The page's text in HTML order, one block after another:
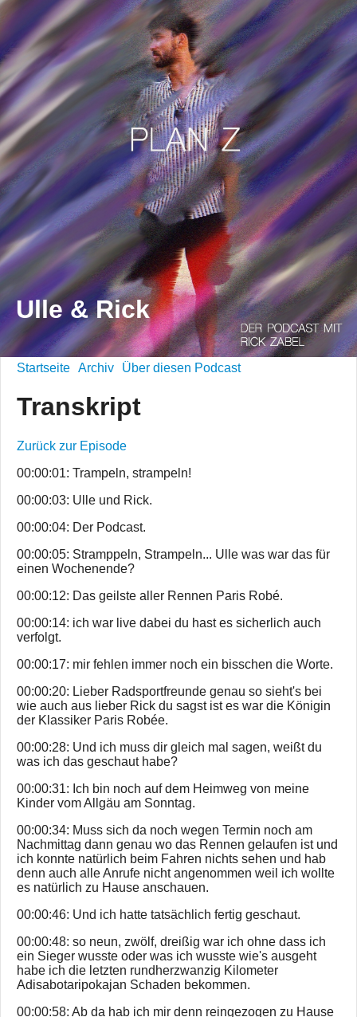
Ulle & Rick
Startseite Archiv Über diesen Podcast
Transkript
Zurück zur Episode
00:00:01: Trampeln, strampeln!
00:00:03: Ulle und Rick.
00:00:04: Der Podcast.
00:00:05: Stramppeln, Strampeln... Ulle was war das für
einen Wochenende?
00:00:12: Das geilste aller Rennen Paris Robé.
00:00:14: ich war live dabei du hast es sicherlich auch
verfolgt.
00:00:17: mir fehlen immer noch ein bisschen die Worte.
00:00:20: Lieber Radsportfreunde genau so sieht's bei
wie auch aus lieber Rick du sagst ist es war die Königin
der Klassiker Paris Robée.
00:00:28: Und ich muss dir gleich mal sagen, weißt du
was ich das geschaut habe?
00:00:31: Ich bin noch auf dem Heimweg von meine
Kinder vom Allgäu am Sonntag.
00:00:34: Muss sich da noch wegen Termin noch am
Nachmittag dann genau wo das Rennen gelaufen ist und
ich konnte natürlich beim Fahren nichts sehen und hab
denn auch alle Anrufe nicht angenommen weil ich wollte
es natürlich zu Hause anschauen.
00:00:46: Und ich hatte tatsächlich fertig geschaut.
00:00:48: so neun, zwölf, dreißig war ich ohne dass ich
ein Sieger wusste oder was ich wusste wie's ausgeht
habe ich die letzten rundherzwanzig Kilometer
Adisabotaripokajan Schaden bekommen.
00:00:58: Ab da hab ich mir denn reingezogen zu Hause